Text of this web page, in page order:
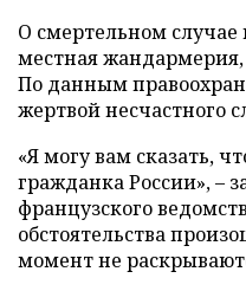
О смертельном
местная
По данным
жертвой несчастного
«Я могу вам сказать,
гражданка России», –
французского
обстоятельства
момент не